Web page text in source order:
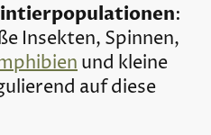
:
Insekten, Spinnen,
und kleine
auf diese